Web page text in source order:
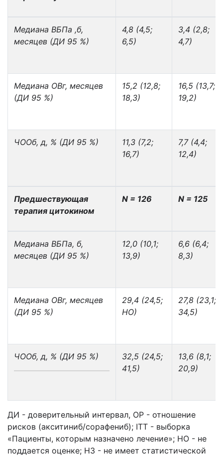
Медиана ВБПa ,б,
месяцев (ДИ 95 %)
4,8 (4,5;
6,5)
3,4 (2,8;
4,7)
Медиана ОВг, месяцев
(ДИ 95 %)
15,2 (12,8;
18,3)
16,5 (13,7;
19,2)
ЧООб, д, % (ДИ 95 %)
11,3 (7,2;
16,7)
7,7 (4,4;
12,4)
Предшествующая
терапия цитокином
N = 126 N = 125
Медиана ВБПa, б,
месяцев (ДИ 95 %)
12,0 (10,1;
13,9)
6,6 (6,4;
8,3)
Медиана ОВг, месяцев
(ДИ 95 %)
29,4 (24,5;
НО)
27,8 (23,1;
34,5)
ЧООб, д, % (ДИ 95 %)
32,5 (24,5;
41,5)
13,6 (8,1;
20,9)
ДИ - доверительный интервал, ОР - отношение
рисков (акситиниб/сорафениб); ITT - выборка
«Пациенты, которым назначено лечение»; НО - не
поддается оценке; НЗ - не имеет статистической